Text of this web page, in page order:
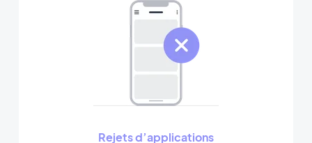
Rejets d’applications